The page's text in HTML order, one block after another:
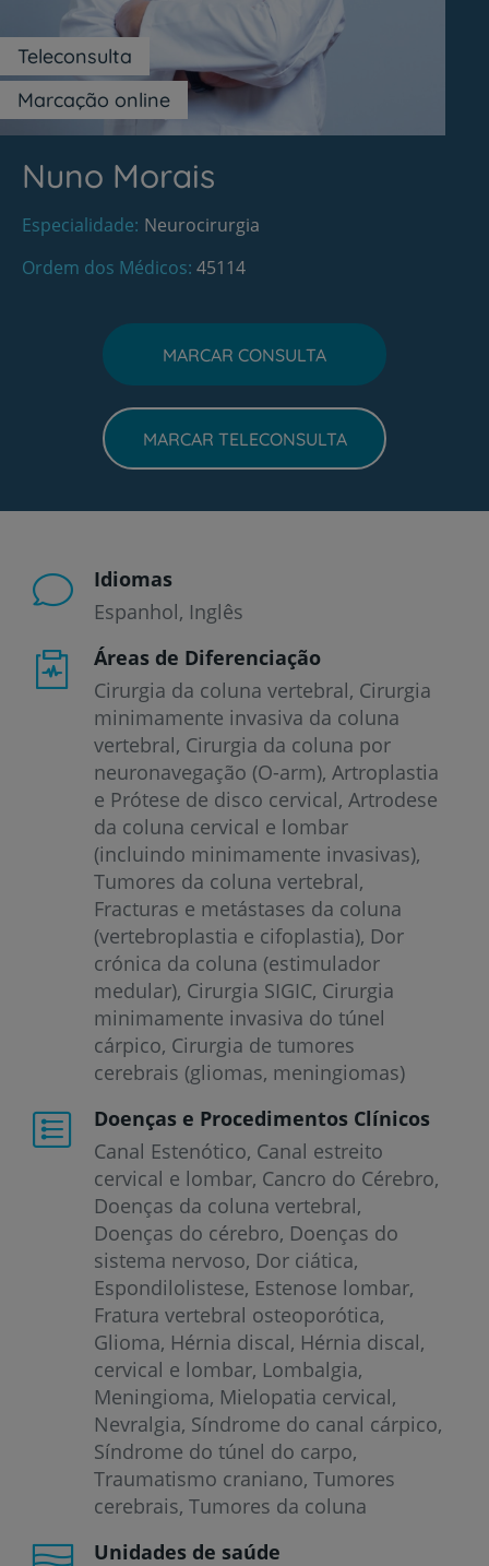
Marcação online
Teleconsulta
Nuno Morais
Especialidade Neurocirurgia
Ordem dos Médicos 45114
MARCAR CONSULTA
MARCAR TELECONSULTA
Idiomas
Espanhol Inglês
Áreas de Diferenciação
Cirurgia da coluna vertebral, Cirurgia
minimamente invasiva da coluna
vertebral, Cirurgia da coluna por
neuronavegação (O-arm), Artroplastia
e Prótese de disco cervical, Artrodese
da coluna cervical e lombar
(incluindo minimamente invasivas),
Tumores da coluna vertebral,
Fracturas e metástases da coluna
(vertebroplastia e cifoplastia), Dor
crónica da coluna (estimulador
medular), Cirurgia SIGIC, Cirurgia
minimamente invasiva do túnel
cárpico, Cirurgia de tumores
cerebrais (gliomas, meningiomas)
Doenças e Procedimentos Clínicos
Canal Estenótico Canal estreito
cervical e lombar Cancro do Cérebro
Doenças da coluna vertebral
Doenças do cérebro Doenças do
sistema nervoso Dor ciática
Espondilolistese Estenose lombar
Fratura vertebral osteoporótica
Glioma Hérnia discal Hérnia discal,
cervical e lombar Lombalgia
Meningioma Mielopatia cervical
Nevralgia Síndrome do canal cárpico
Síndrome do túnel do carpo
Traumatismo craniano Tumores
cerebrais Tumores da coluna
Unidades de saúde